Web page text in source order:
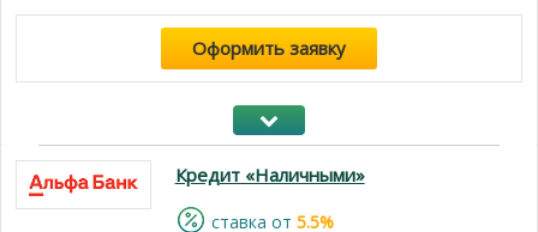
Оформить заявку
Кредит «Наличными»
cтавка от 5.5%